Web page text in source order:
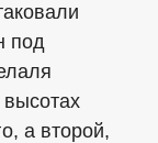
под
а второй,